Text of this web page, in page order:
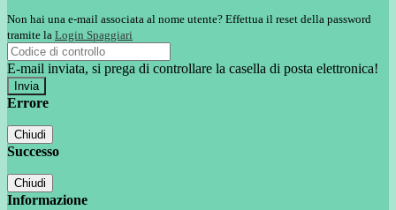
Non hai una e-mail associata al nome utente? Effettua il reset della password
tramite la Login Spaggiari
E-mail inviata, si prega di controllare la casella di posta elettronica!
Errore
Chiudi
Successo
Chiudi
Informazione